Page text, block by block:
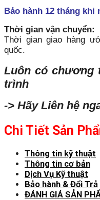
Bảo hành 12 tháng khi
Thời gian vận chuyển:
Thời gian giao hàng
quốc.
Luôn có chương
trình
-> Hãy Liên hệ
Chi Tiết Sản
Thông tin kỹ thuật
Thông tin cơ bản
Dịch Vụ Kỹ thuật
Bảo hành & Đổi Trả
ĐÁNH GIÁ SẢN